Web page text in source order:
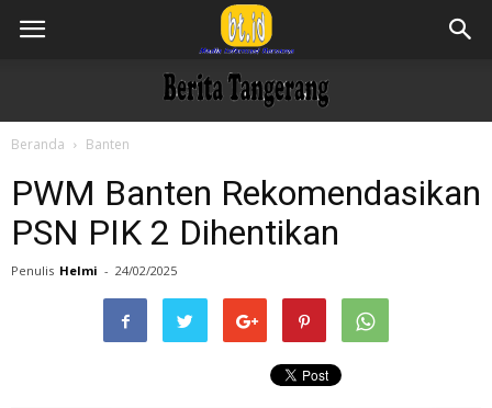
Beranda Banten
PWM Banten Rekomendasikan
PSN PIK 2 Dihentikan
Penulis Helmi - 24/02/2025